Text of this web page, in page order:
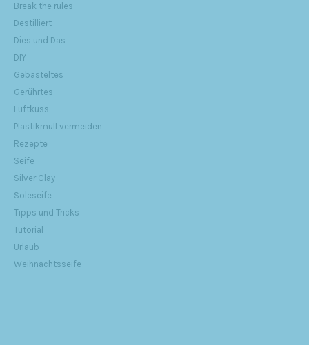
Break the rules
Destilliert
Dies und Das
DIY
Gebasteltes
Gerührtes
Luftkuss
Plastikmüll vermeiden
Rezepte
Seife
Silver Clay
Soleseife
Tipps und Tricks
Tutorial
Urlaub
Weihnachtsseife